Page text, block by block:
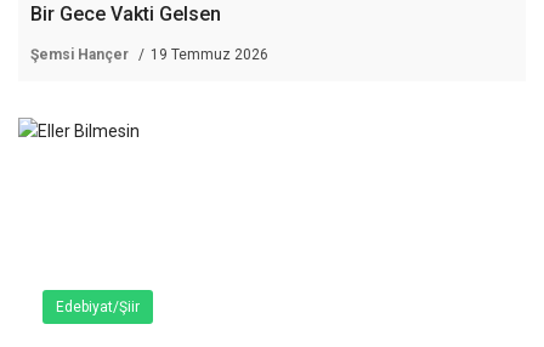
Bir Gece Vakti Gelsen
Şemsi Hançer 19 Temmuz 2026
Edebiyat/Şiir